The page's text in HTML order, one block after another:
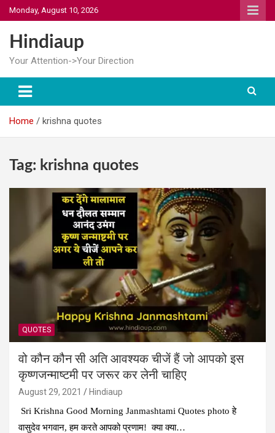
Skip
to
content
Monday, August 10, 2026
Hindiaup
Your Attention->Your Direction
Home krishna quotes
Tag: krishna quotes
QUOTES
वो कौन कौन सी अति आवश्यक चीजें हैं जो आपको इस
कृष्णजन्माष्टमी पर जरूर कर लेनी चाहिए
August 29, 2021
Hindiaup
Sri Krishna Good Morning Janmashtami Quotes photo हे
वासुदेव भगवान, हम करते आपको प्रणाम! क्या क्या…